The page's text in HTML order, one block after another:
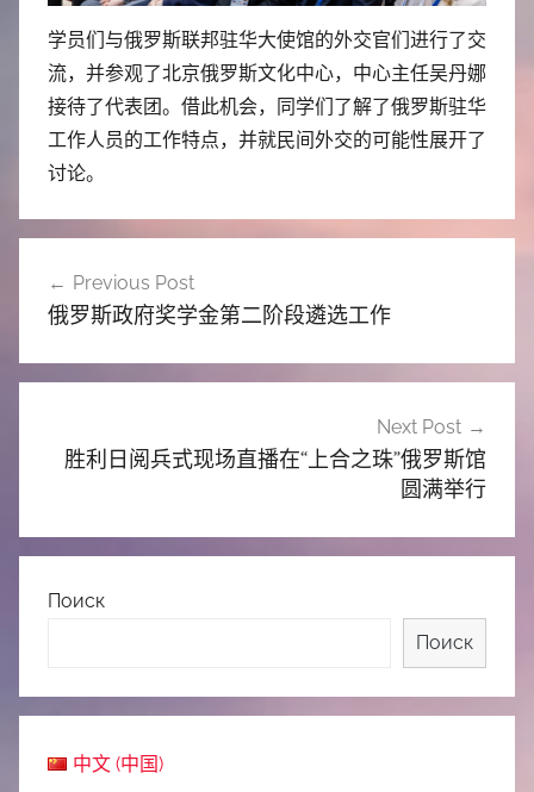
学员们与俄罗斯联邦驻华大使馆的外交官们进行了交
流，并参观了北京俄罗斯文化中心，中心主任吴丹娜
接待了代表团。借此机会，同学们了解了俄罗斯驻华
工作人员的工作特点，并就民间外交的可能性展开了
讨论。
航
Previous Post
俄罗斯政府奖学金第二阶段遴选工作
Next Post
胜利日阅兵式现场直播在“上合之珠”俄罗斯馆
圆满举行
Поиск
Поиск
中文 (中国)